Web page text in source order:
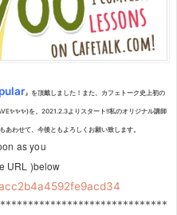
』を頂戴しました！また、カフェトーク史上初の
を、2021.2.3よりスタート!!私のオリジナル講師
わせて、今後ともよろしくお願い致します。
as you
URL )below